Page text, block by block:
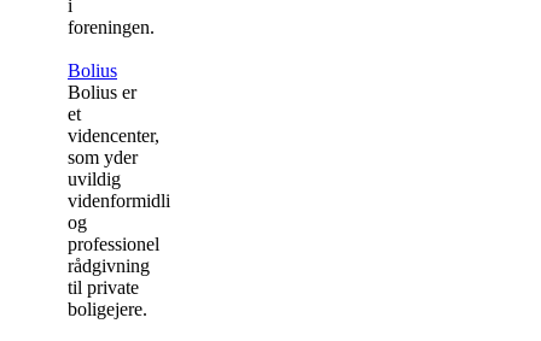
i
foreningen.
Bolius
Bolius er
et
videncenter,
som yder
uvildig
videnformidling
og
professionel
rådgivning
til private
boligejere.